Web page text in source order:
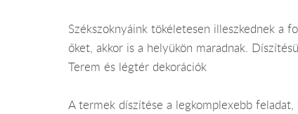
Székszoknyáink tökéletesen illeszkednek a
őket, akkor is a helyükön maradnak.
Terem és légtér dekorációk
A termek díszítése a legkomplexebb